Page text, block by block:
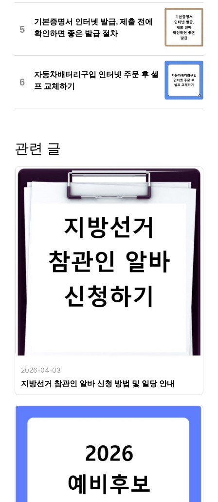
5
기본증명서 인터넷 발급, 제출 전에
확인하면 좋은 발급 절차
6
자동차배터리구입 인터넷 주문 후 셀
프 교체하기
관련 글
2026-04-03
지방선거 참관인 알바 신청 방법 및 일당 안내